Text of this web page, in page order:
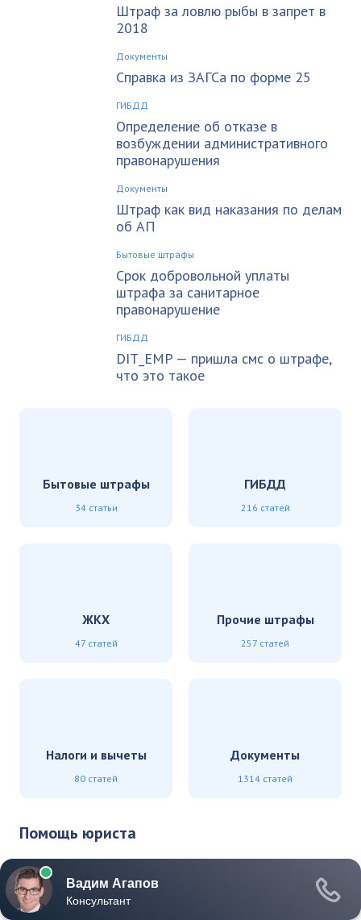
Штраф за ловлю рыбы в запрет в
2018
Документы
Справка из ЗАГСа по форме 25
ГИБДД
Определение об отказе в
возбуждении административного
правонарушения
Документы
Штраф как вид наказания по делам
об АП
Бытовые штрафы
Срок добровольной уплаты
штрафа за санитарное
правонарушение
ГИБДД
DIT_EMP — пришла смс о штрафе,
что это такое
Бытовые штрафы
34 статьи
ГИБДД
216 статей
ЖКХ
47 статей
Прочие штрафы
257 статей
Налоги и вычеты
80 статей
Документы
1314 статей
Помощь юриста
Бесплатная помощь нашего штатного юриста, по
вопросам взаимодействия с государством, штрафов и
налогов
*Звонки бесплатны по России